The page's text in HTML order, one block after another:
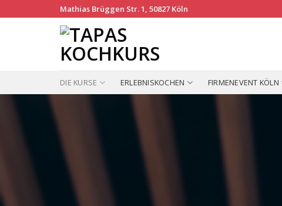
to
Mathias Brüggen Str. 1, 50827 Köln
DIE KURSE ERLEBNISKOCHEN FIRMENEVENT KÖLN